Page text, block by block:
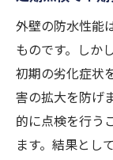
外壁の防水性能
ものです。しか
初期の劣化症状
害の拡大を防げ
的に点検を行う
ます。結果とし